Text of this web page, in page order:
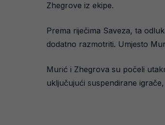
Zhegrove iz ekipe.
Prema riječima Saveza, ta
dodatno razmotriti. Umjesto
Murić i Zhegrova su počeli
uključujući suspendirane